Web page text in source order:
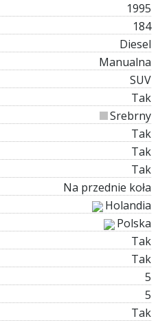
1995
184
Diesel
Manualna
SUV
Tak
Srebrny
Tak
Tak
Tak
Na przednie koła
Holandia
Polska
Tak
Tak
5
5
Tak